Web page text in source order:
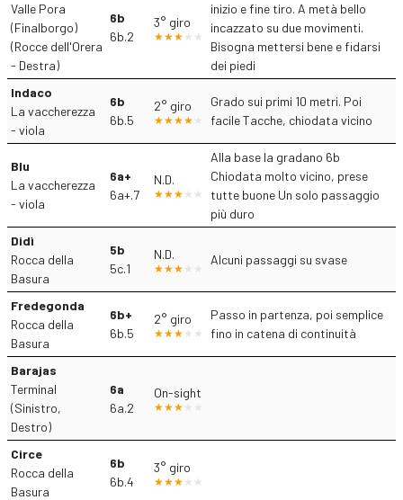
Valle Pora
(Finalborgo)
(Rocce dell'Orera
- Destra)
6b
6b.2
3° giro
inizio e fine tiro. A metà bello
incazzato su due movimenti.
Bisogna mettersi bene e fidarsi
dei piedi
Indaco
La vaccherezza
- viola
6b
6b.5
2° giro
Grado sui primi 10 metri. Poi
facile Tacche, chiodata vicino
Blu
La vaccherezza
- viola
6a+
6a+.7
N.D.
Alla base la gradano 6b
Chiodata molto vicino, prese
tutte buone Un solo passaggio
più duro
Didì
Rocca della
Basura
5b
5c.1
N.D. Alcuni passaggi su svase
Fredegonda
Rocca della
Basura
6b+
6b.5
2° giro
Passo in partenza, poi semplice
fino in catena di continuità
Barajas
Terminal
(Sinistro,
Destro)
6a
6a.2
On-sight
Circe
Rocca della
Basura
6b
6b.4
3° giro